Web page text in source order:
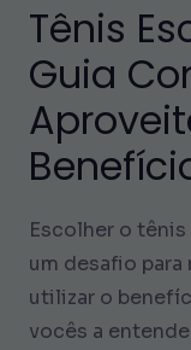
Tênis
Guia
Escolher o
um desafio
utilizar o
vocês a